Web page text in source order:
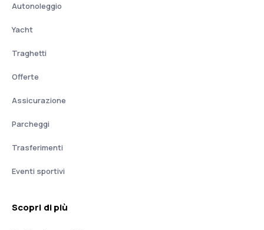
Autonoleggio
Yacht
Traghetti
Offerte
Assicurazione
Parcheggi
Trasferimenti
Eventi sportivi
Scopri di più